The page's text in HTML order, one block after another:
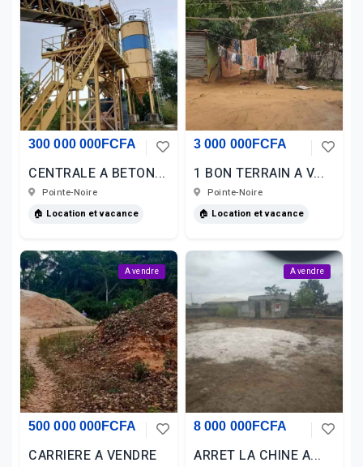
300 000 000FCFA
CENTRALE A BETON...
Pointe-Noire
🏠 Location et vacance
3 000 000FCFA
1 BON TERRAIN A V...
Pointe-Noire
🏠 Location et vacance
A vendre
500 000 000FCFA
CARRIERE A VENDRE
A vendre
8 000 000FCFA
ARRET LA CHINE A...